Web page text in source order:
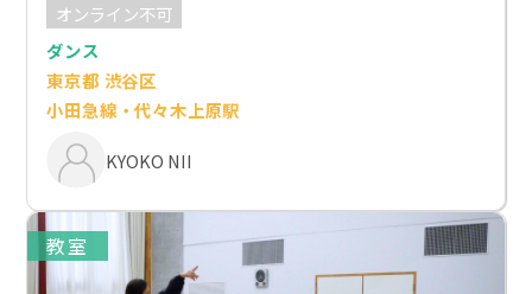
オンライン不可
ダンス
東京都 渋谷区
小田急線・代々木上原駅
KYOKO NII
教室